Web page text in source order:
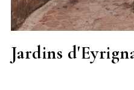
Jardins